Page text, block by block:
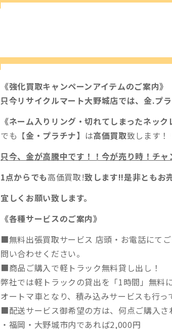
《強化買取キャンペーンアイテムのご案内》
只今リサイクルマート大野城店では、金.プ
《ネーム入りリング・切れてしまったネック
でも【金 ・ プラチナ】 は高価買取致します！
只今、金が高騰中です！！今が売り時！チャ
1点からでも高価買取!致します!!是非ともお
宜しくお願い致します。
《各種サービスのご案内》
■無料出張買取サービス 店頭・お電話にて
問い合わせください。
■商品ご購入で軽トラック無料貸し出し！
弊社では軽トラックの貸出を「1時間」無料
オートマ車となり、積み込みサービスも行っ
■配送サービス御希望の方は、何点ご購入さ
・福岡・大野城市内であれば2,000円